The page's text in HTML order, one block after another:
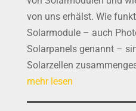
von uns erhälst. Wie
Solarmodule – auch
Solarpanels genannt –
Solarzellen
mehr lesen